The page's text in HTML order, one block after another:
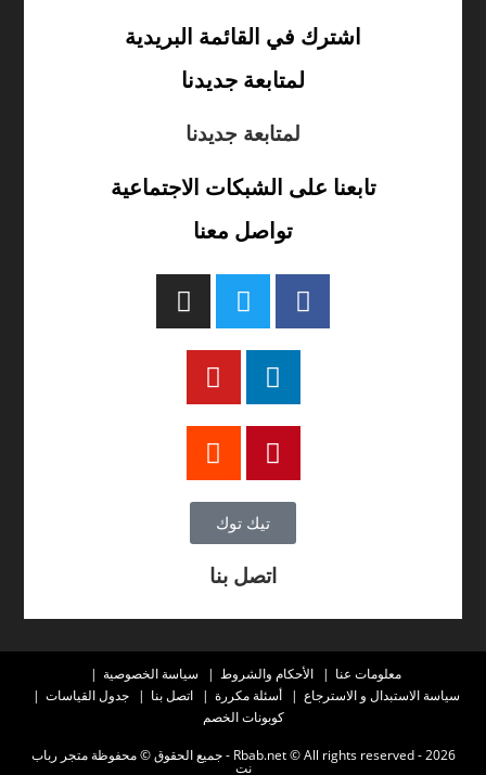
اشترك في القائمة البريدية
لمتابعة جديدنا
لمتابعة جديدنا
تابعنا على الشبكات الاجتماعية
تواصل معنا
تيك توك
اتصل بنا
معلومات عنا الأحكام والشروط
سياسة الخصوصية
سياسة الاستبدال و الاسترجاع
أسئلة مكررة اتصل بنا
جدول القياسات
كوبونات الخصم
2026 - Rbab.net © All rights reserved - جميع الحقوق © محفوظة متجر رباب
نت